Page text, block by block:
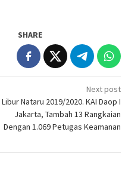
SHARE
Next post
Libur Nataru 2019/2020. KAI Daop I
Jakarta, Tambah 13 Rangkaian
Dengan 1.069 Petugas Keamanan